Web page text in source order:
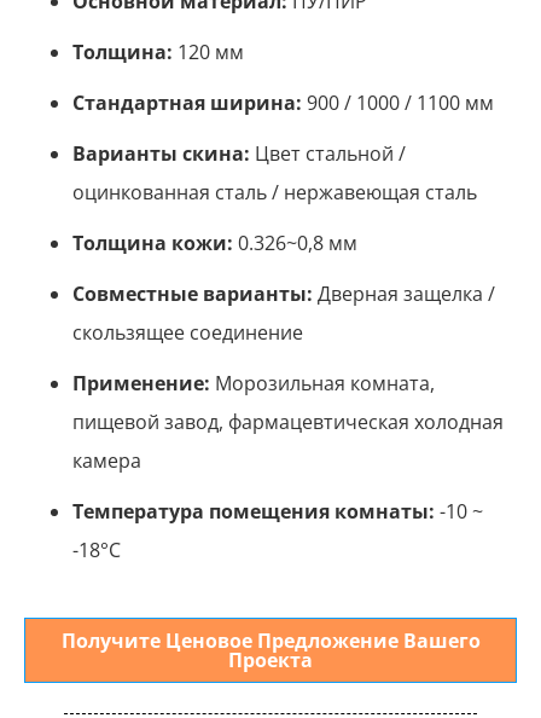
Толщина: 120 мм
Стандартная ширина: 900 / 1000 / 1100 мм
Варианты скина: Цвет стальной /
оцинкованная сталь / нержавеющая сталь
Толщина кожи: 0.326~0,8 мм
Совместные варианты: Дверная защелка /
скользящее соединение
Применение: Морозильная комната,
пищевой завод, фармацевтическая холодная
камера
Температура помещения комнаты: -10 ~
-18°С
Получите Ценовое Предложение Вашего
Проекта